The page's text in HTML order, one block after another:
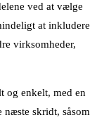
ved at vælge
at inkludere
virksomheder,
og enkelt, med en
skridt, såsom